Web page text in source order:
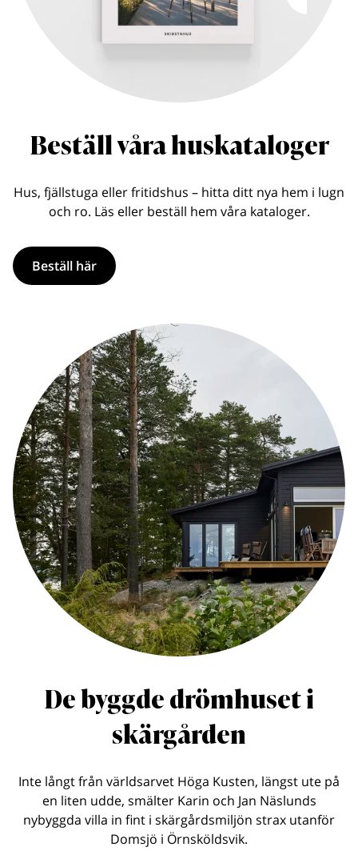
Beställ våra huskataloger
Hus, fjällstuga eller fritidshus – hitta ditt nya hem i lugn
och ro. Läs eller beställ hem våra kataloger.
Beställ här
De byggde drömhuset i
skärgården
Inte långt från världsarvet Höga Kusten, längst ute på
en liten udde, smälter Karin och Jan Näslunds
nybyggda villa in fint i skärgårdsmiljön strax utanför
Domsjö i Örnsköldsvik.